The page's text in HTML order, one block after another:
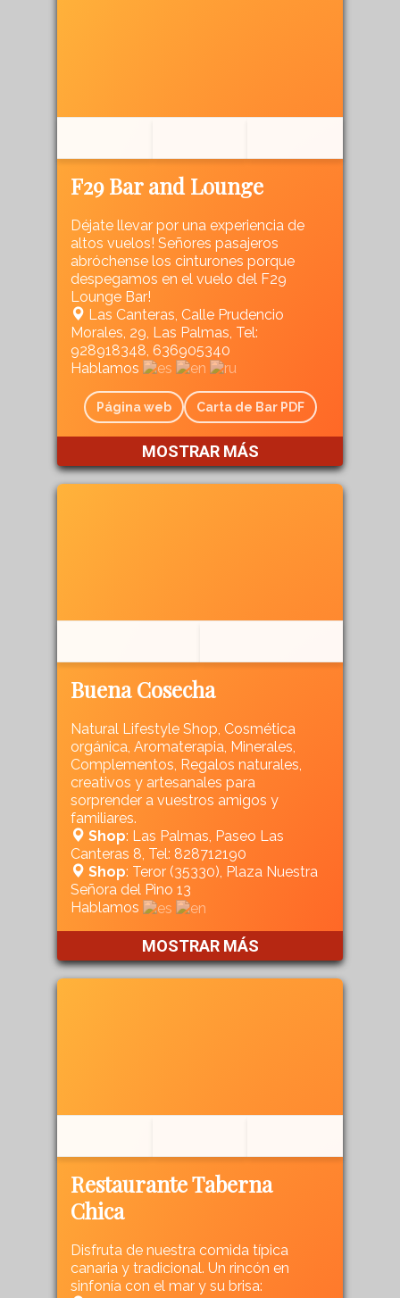
F29 Bar and Lounge
Déjate llevar por una experiencia de
altos vuelos! Señores pasajeros
abróchense los cinturones porque
despegamos en el vuelo del F29
Lounge Bar!
Las Canteras, Calle Prudencio
Morales, 29, Las Palmas, Tel:
928918348, 636905340
Hablamos
Página web Carta de Bar PDF
MOSTRAR MÁS
Buena Cosecha
Natural Lifestyle Shop, Cosmética
orgánica, Aromaterapia, Minerales,
Complementos, Regalos naturales,
creativos y artesanales para
sorprender a vuestros amigos y
familiares.
Shop: Las Palmas, Paseo Las
Canteras 8, Tel: 828712190
Shop: Teror (35330), Plaza Nuestra
Señora del Pino 13
Hablamos
MOSTRAR MÁS
Restaurante Taberna
Chica
Disfruta de nuestra comida típica
canaria y tradicional. Un rincón en
sinfonía con el mar y su brisa: